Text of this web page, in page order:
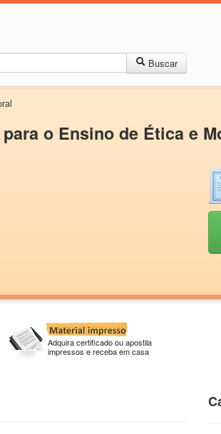
Buscar
o Ensino de Ética e
Adquira certificado ou apostila
impressos e receba em casa